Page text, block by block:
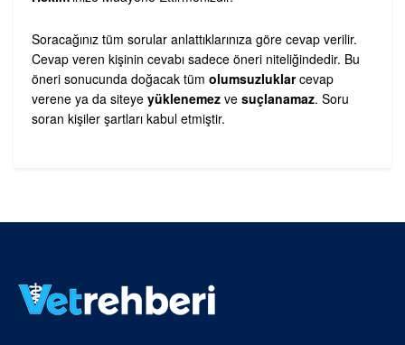
Soracağınız tüm sorular anlattıklarınıza göre cevap verilir.
Cevap veren kişinin cevabı sadece öneri niteliğindedir. Bu
öneri sonucunda doğacak tüm olumsuzluklarcevap
verene ya da siteye yüklenemez ve suçlanamaz. Soru
soran kişiler şartları kabul etmiştir.